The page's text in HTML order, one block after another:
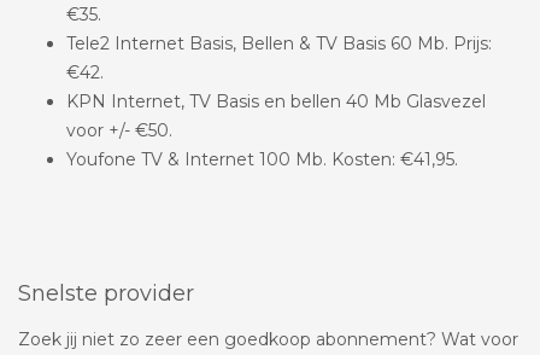
€35.
Tele2 Internet Basis, Bellen & TV Basis 60 Mb. Prijs:
€42.
KPN Internet, TV Basis en bellen 40 Mb Glasvezel
voor +/- €50.
Youfone TV & Internet 100 Mb. Kosten: €41,95.
Snelste provider
Zoek jij niet zo zeer een goedkoop abonnement? Wat voor